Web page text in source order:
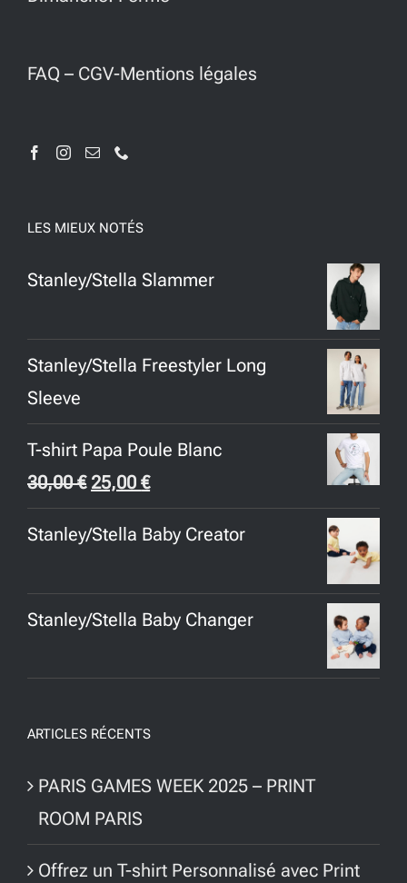
FAQ – CGV-Mentions légales
LES MIEUX NOTÉS
Stanley/Stella Slammer
Stanley/Stella Freestyler Long
Sleeve
T-shirt Papa Poule Blanc
30,00€ Le
prix
initial
30,00 €.
25,00€Le
prix
actuel
25,00 €.
Stanley/Stella Baby Creator
Stanley/Stella Baby Changer
ARTICLES RÉCENTS
PARIS GAMES WEEK 2025 – PRINT
ROOM PARIS
Offrez un T-shirt Personnalisé avec Print